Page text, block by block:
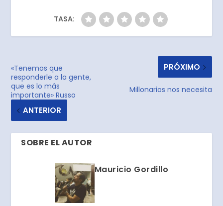
TASA:
«Tenemos que
responderle a la gente,
que es lo más
importante» Russo
ANTERIOR
PRÓXIMO
Millonarios nos necesita
SOBRE EL AUTOR
Mauricio Gordillo